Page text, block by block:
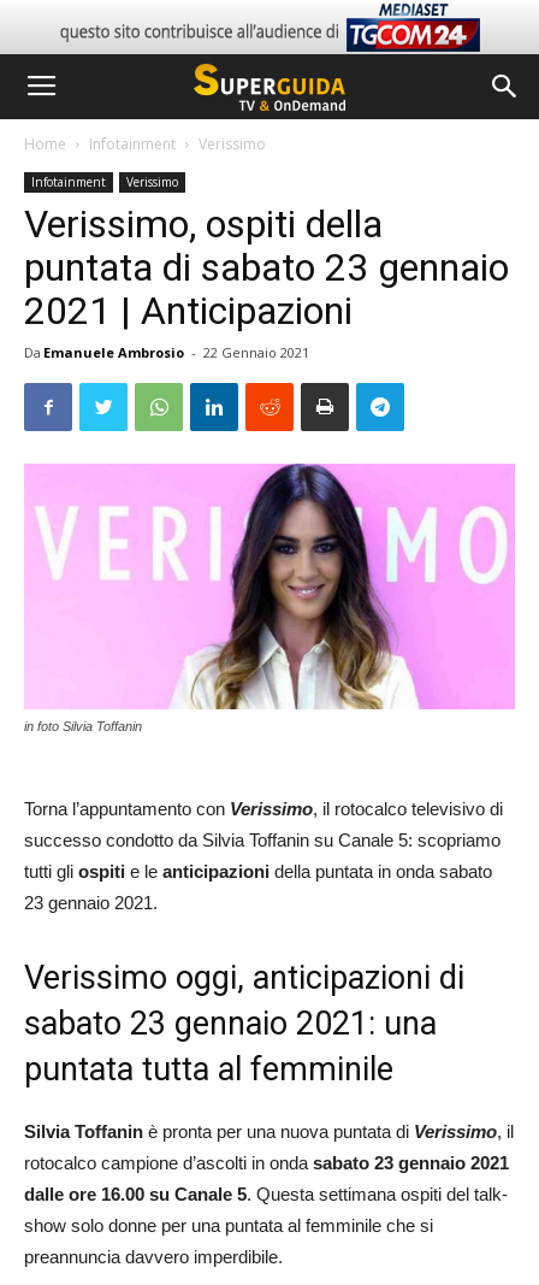
Home Infotainment Verissimo
Infotainment Verissimo
Verissimo, ospiti della
puntata di sabato 23 gennaio
2021 | Anticipazioni
Da Emanuele Ambrosio - 22 Gennaio 2021
in foto Silvia Toffanin
Torna l’appuntamento con Verissimo, il rotocalco televisivo di
successo condotto da Silvia Toffanin su Canale 5: scopriamo
tutti gli ospiti e le anticipazioni della puntata in onda sabato
23 gennaio 2021.
Verissimo oggi, anticipazioni di
sabato 23 gennaio 2021: una
puntata tutta al femminile
Silvia Toffanin è pronta per una nuova puntata di Verissimo, il
rotocalco campione d’ascolti in onda sabato 23 gennaio 2021
dalle ore 16.00 su Canale 5. Questa settimana ospiti del talk-
show solo donne per una puntata al femminile che si
preannuncia davvero imperdibile.